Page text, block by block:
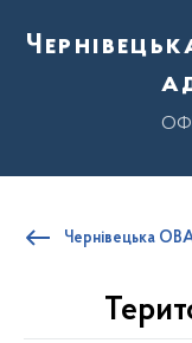
Чернівецька